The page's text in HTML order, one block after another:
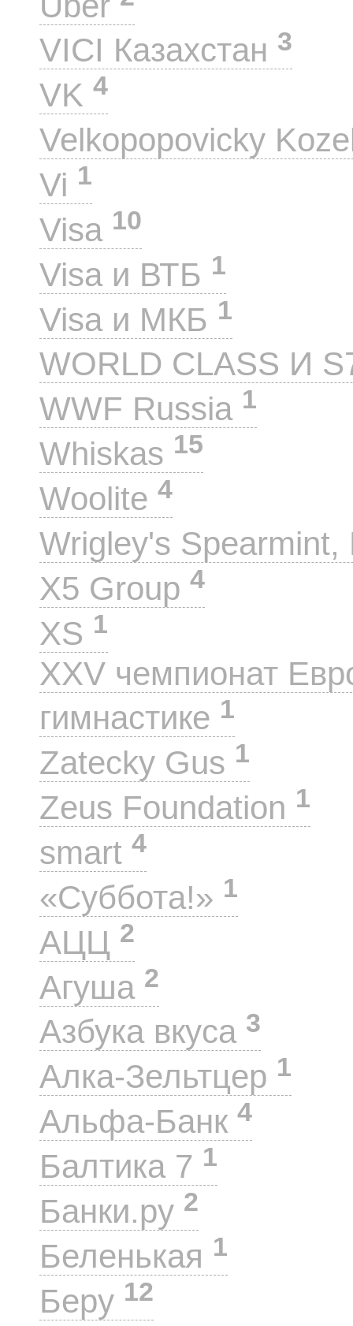
VICI Казахстан 3
VK 4
Velkopopovicky
Vi 1
Visa 10
Visa и ВТБ 1
Visa и МКБ 1
WORLD CLASS И
WWF Russia 1
Whiskas 15
Woolite 4
Wrigley's
X5 Group 4
XS 1
XXV чемпионат
гимнастике 1
Zatecky Gus 1
Zeus Foundation 1
smart 4
«Суббота!» 1
АЦЦ 2
Агуша 2
Азбука вкуса 3
Алка-Зельтцер 1
Альфа-Банк 4
Балтика 7 1
Банки.ру 2
Беленькая 1
Беру 12